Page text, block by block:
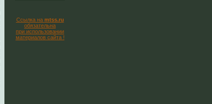
Ссылка на mtss.ru
обязательна
при использовании
материалов сайта !